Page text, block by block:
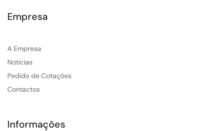
Empresa
A Empresa
Noticias
Pedido de Cotações
Contactos
Informações